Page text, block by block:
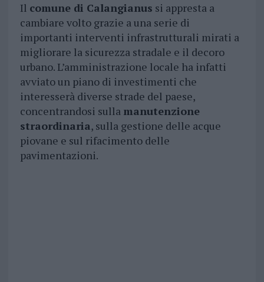
Il comune di Calangianus si appresta a
cambiare volto grazie a una serie di
importanti interventi infrastrutturali mirati a
migliorare la sicurezza stradale e il decoro
urbano. L’amministrazione locale ha infatti
avviato un piano di investimenti che
interesserà diverse strade del paese,
concentrandosi sulla manutenzione
straordinaria, sulla gestione delle acque
piovane e sul rifacimento delle
pavimentazioni.